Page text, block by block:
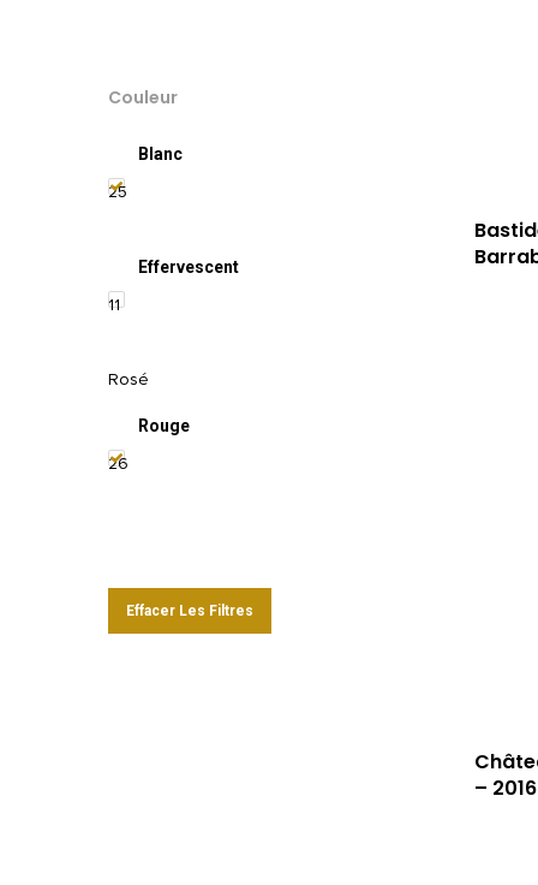
Couleur
Blanc
25
Effervescent
11
Rosé
Rouge
26
Effacer Les Filtres
– 2016